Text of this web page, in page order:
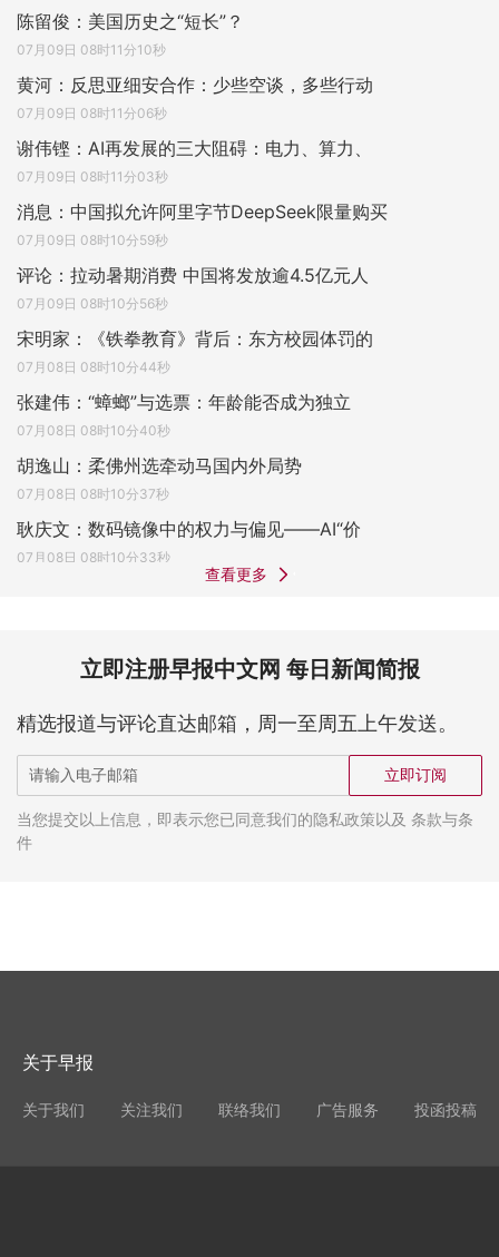
陈留俊：美国历史之“短长”？
07月09日 08时11分10秒
黄河：反思亚细安合作：少些空谈，多些行动
07月09日 08时11分06秒
谢伟铿：AI再发展的三大阻碍：电力、算力、
07月09日 08时11分03秒
消息：中国拟允许阿里字节DeepSeek限量购买
07月09日 08时10分59秒
评论：拉动暑期消费 中国将发放逾4.5亿元人
07月09日 08时10分56秒
宋明家：《铁拳教育》背后：东方校园体罚的
07月08日 08时10分44秒
张建伟：“蟑螂”与选票：年龄能否成为独立
07月08日 08时10分40秒
胡逸山：柔佛州选牵动马国内外局势
07月08日 08时10分37秒
耿庆文：数码镜像中的权力与偏见——AI“价
07月08日 08时10分33秒
查看更多
立即注册早报中文网 每日新闻简报
精选报道与评论直达邮箱，周一至周五上午发送。
立即订阅
当您提交以上信息，即表示您已同意我们的隐私政策以及 条款与条
件
关于早报
关于我们 关注我们 联络我们 广告服务 投函投稿